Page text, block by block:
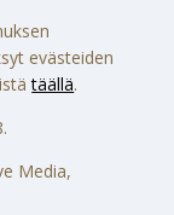
evästeiden
täällä.
Media,